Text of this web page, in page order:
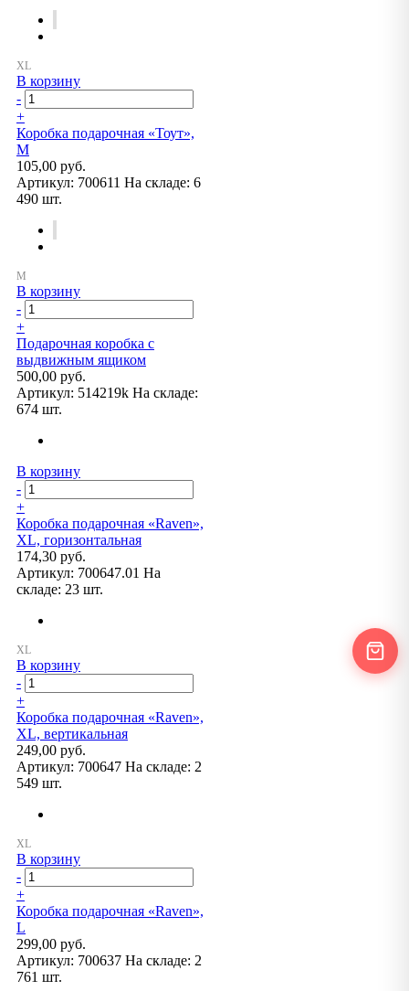
В корзину
-
+
Коробка подарочная «Тоут»,
M
105,00 руб.
Артикул: 700611 На складе: 6
490 шт.
В корзину
-
+
Подарочная коробка с
выдвижным ящиком
500,00 руб.
Артикул: 514219k На складе:
674 шт.
В корзину
-
+
Коробка подарочная «Raven»,
XL, горизонтальная
174,30 руб.
Артикул: 700647.01 На
складе: 23 шт.
В корзину
-
+
Коробка подарочная «Raven»,
XL, вертикальная
249,00 руб.
Артикул: 700647 На складе: 2
549 шт.
В корзину
-
+
Коробка подарочная «Raven»,
L
299,00 руб.
Артикул: 700637 На складе: 2
761 шт.